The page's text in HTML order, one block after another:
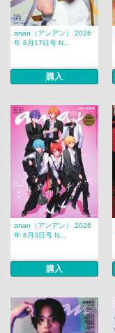
anan（アンアン） 2026
年 6月17日号 N...
購入
anan（アンアン） 2026
年 6月3日号 N...
購入